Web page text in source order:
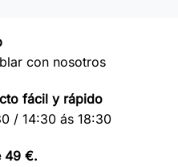
con nosotros
fácil y rápido
/ 14:30 ás 18:30
49 €.